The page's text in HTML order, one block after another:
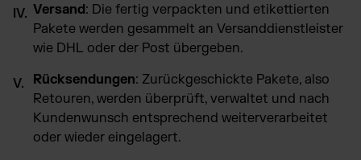
Versand: Die fertig verpackten und etikettierten
Pakete werden gesammelt an Versanddienstleister
wie DHL oder der Post übergeben.
Rücksendungen: Zurückgeschickte Pakete, also
Retouren, werden überprüft, verwaltet und nach
Kundenwunsch entsprechend weiterverarbeitet
oder wieder eingelagert.